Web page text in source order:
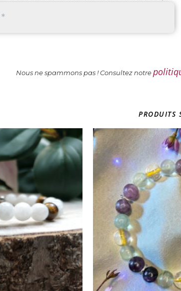
Nous ne spammons pas ! Consultez notre
PRODUITS